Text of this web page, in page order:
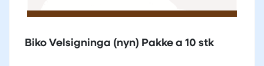
Biko Velsigninga (nyn) Pakke a 10 stk